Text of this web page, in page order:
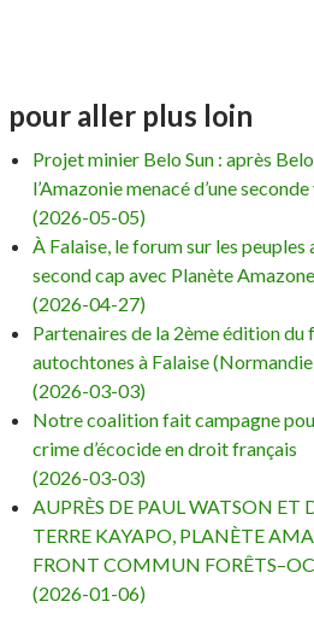
pour aller plus loin
Projet minier Belo Sun : après
l’Amazonie menacé d’une
(2026-05-05)
À Falaise, le forum sur les
second cap avec Planète Amazone
(2026-04-27)
Partenaires de la 2ème édition du
autochtones à Falaise
(2026-03-03)
Notre coalition fait campagne
crime d’écocide en droit français
(2026-03-03)
AUPRÈS DE PAUL WATSON ET
TERRE KAYAPO, PLANÈTE
FRONT COMMUN
(2026-01-06)